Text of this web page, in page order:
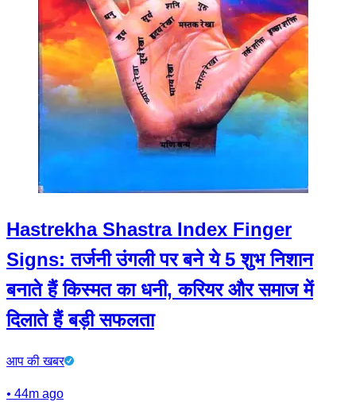
Hastrekha Shastra Index Finger
Signs: तर्जनी उंगली पर बने ये 5 शुभ निशान
बनाते हैं किस्मत का धनी, करियर और समाज में
दिलाते हैं बड़ी सफलता
आप की खबर
• 44m ago